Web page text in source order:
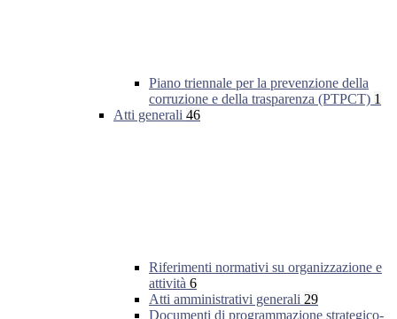
Piano triennale per la prevenzione della
corruzione e della trasparenza (PTPCT) 1
Atti generali 46
Riferimenti normativi su organizzazione e
attività 6
Atti amministrativi generali 29
Documenti di programmazione strategico-